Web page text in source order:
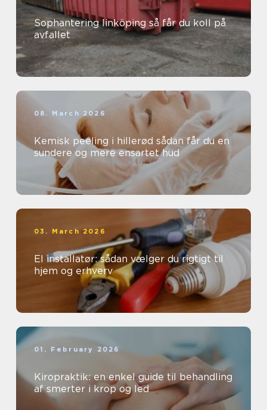
Sophantering linköping så får du koll på
avfallet
08. March 2026
Kemisk peeling i hillerød sådan får du en
sundere og mere ensartet hud
03. March 2026
El installatør: sådan vælger du rigtigt til
hjem og erhverv
01. February 2026
Kiropraktik: en enkel guide til behandling
af smerter i krop og led